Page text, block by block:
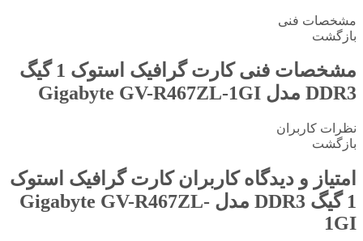
مشخصات فنی
بازگشت
مشخصات فنی
کارت گرافیک استوک 1 گیگ
DDR3 مدل Gigabyte GV-R467ZL-1GI
نظرات کاربران
بازگشت
امتیاز و دیدگاه کاربرانکارت گرافیک استوک
1 گیگ DDR3 مدل Gigabyte GV-R467ZL-
1GI